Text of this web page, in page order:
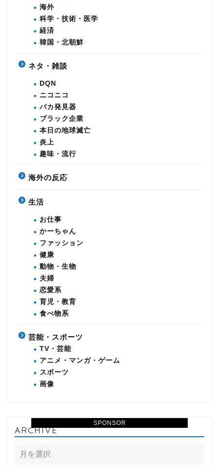
SPONSOR
海外
科学・技術・医学
経済
韓国・北朝鮮
ネタ・雑談
DQN
ニコニコ
バカ発見器
ブラック企業
本日の地球滅亡
炎上
趣味・流行
海外の反応
生活
お仕事
かーちゃん
ファッション
健康
動物・生物
夫婦
恋愛系
育児・教育
食べ物系
芸能・スポーツ
TV・芸能
アニメ・マンガ・ゲーム
スポーツ
画像
ARCHIVE